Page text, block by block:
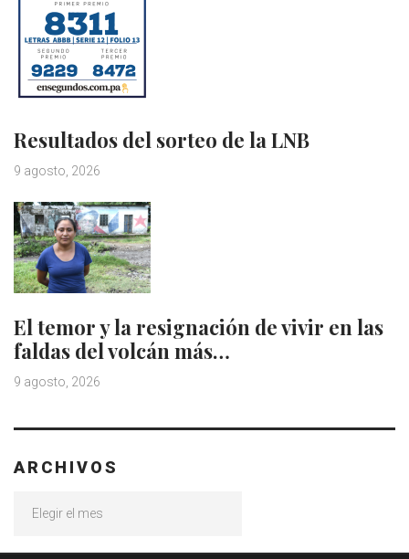
Resultados del sorteo de la LNB
9 agosto, 2026
El temor y la resignación de vivir en las
faldas del volcán más…
9 agosto, 2026
ARCHIVOS